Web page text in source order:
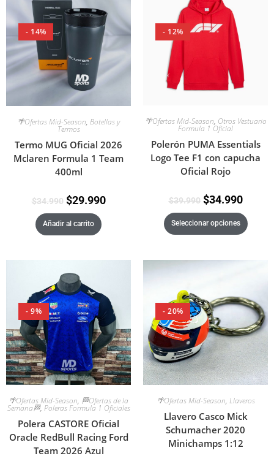
- 14%
🌴Ofertas Mid-Season, Botellas y
Termos
Termo MUG Oficial 2026
Mclaren Formula 1 Team
400ml
$34.990 $29.990
Añadir al carrito
- 12%
🌴Ofertas Mid-Season, Otros Vestuario
Formula 1 Oficial
Polerón PUMA Essentials
Logo Tee F1 con capucha
Oficial Rojo
$39.990 $34.990
Seleccionar opciones
- 9%
🌴Ofertas Mid-Season, 🏁Ofertas de la
Semana🏁, Poleras Formula 1 Oficiales
Polera CASTORE Oficial
Oracle RedBull Racing Ford
Team 2026 Azul
- 20%
🌴Ofertas Mid-Season, Llaveros
Llavero Casco Mick
Schumacher 2020
Minichamps 1:12